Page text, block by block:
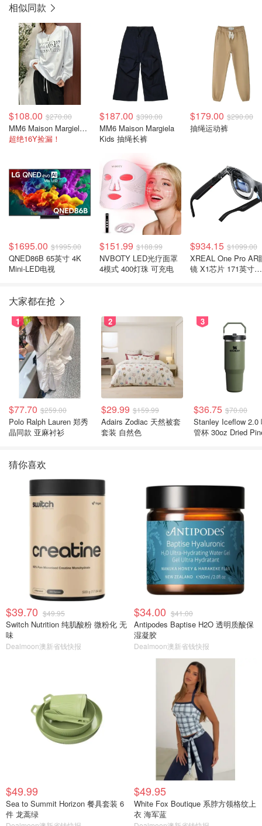
相似同款
$108.00 $270.00
MM6 Maison Margiela 长袖卫衣
超绝16Y捡漏！
$187.00 $390.00
MM6 Maison Margiela
Kids 抽绳长裤
$179.00 $290.00
抽绳运动裤
$1695.00 $1995.00
QNED86B 65英寸 4K
Mini-LED电视
$151.99 $188.99
NVBOTY LED光疗面罩
4模式 400灯珠 可充电
$934.15 $1099.00
XREAL One Pro AR
镜 X1芯片 171英寸
大家都在抢
1
$77.70 $259.00
Polo Ralph Lauren 郑秀
晶同款 亚麻衬衫
2
$29.99 $159.99
Adairs Zodiac 天然被套
套装 自然色
3
$36.75 $70.00
Stanley Iceflow 2.0 吸
管杯 30oz Dried
猜你喜欢
$39.70 $49.95
Switch Nutrition 纯肌酸粉 微粉化 无
味
Dealmoon澳新省钱快报
$34.00 $41.00
Antipodes Baptise H2O 透明质酸保
湿凝胶
Dealmoon澳新省钱快报
$49.99
Sea to Summit Horizon 餐具套装 6
件 龙蒿绿
$49.95
White Fox Boutique 系脖方领格纹上
衣 海军蓝